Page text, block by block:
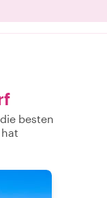
besten